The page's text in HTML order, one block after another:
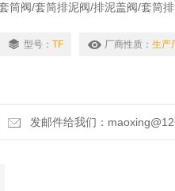
筒阀/套筒排泥阀/排泥盖阀/套筒
阀安装于形成锥底面（以便使池中
型号： TF 厂商性质： 生产
发邮件给我们：